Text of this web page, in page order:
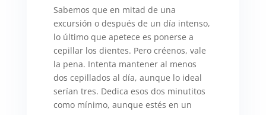
Sabemos que en mitad de una
excursión o después de un día intenso,
lo último que apetece es ponerse a
cepillar los dientes. Pero créenos, vale
la pena. Intenta mantener al menos
dos cepillados al día, aunque lo ideal
serían tres. Dedica esos dos minutitos
como mínimo, aunque estés en un